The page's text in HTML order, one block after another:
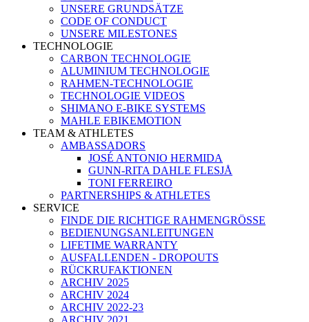
UNSERE GRUNDSÄTZE
CODE OF CONDUCT
UNSERE MILESTONES
TECHNOLOGIE
CARBON TECHNOLOGIE
ALUMINIUM TECHNOLOGIE
RAHMEN-TECHNOLOGIE
TECHNOLOGIE VIDEOS
SHIMANO E-BIKE SYSTEMS
MAHLE EBIKEMOTION
TEAM & ATHLETES
AMBASSADORS
JOSÉ ANTONIO HERMIDA
GUNN-RITA DAHLE FLESJÅ
TONI FERREIRO
PARTNERSHIPS & ATHLETES
SERVICE
FINDE DIE RICHTIGE RAHMENGRÖSSE
BEDIENUNGSANLEITUNGEN
LIFETIME WARRANTY
AUSFALLENDEN - DROPOUTS
RÜCKRUFAKTIONEN
ARCHIV 2025
ARCHIV 2024
ARCHIV 2022-23
ARCHIV 2021